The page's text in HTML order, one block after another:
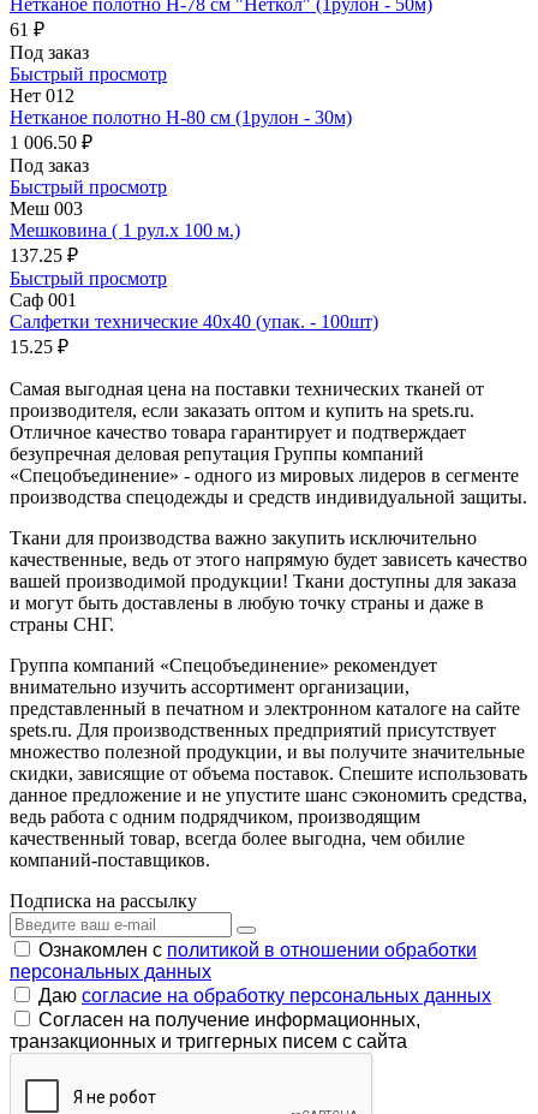
Нетканое полотно Н-78 см "Неткол" (1рулон - 50м)
61 ₽
Под заказ
Быстрый просмотр
Нет 012
Нетканое полотно Н-80 см (1рулон - 30м)
1 006.50 ₽
Под заказ
Быстрый просмотр
Меш 003
Мешковина ( 1 рул.х 100 м.)
137.25 ₽
Быстрый просмотр
Саф 001
Салфетки технические 40х40 (упак. - 100шт)
15.25 ₽
Самая выгодная цена на поставки технических тканей от
производителя, если заказать оптом и купить на spets.ru.
Отличное качество товара гарантирует и подтверждает
безупречная деловая репутация Группы компаний
«Спецобъединение» - одного из мировых лидеров в сегменте
производства спецодежды и средств индивидуальной защиты.
Ткани для производства важно закупить исключительно
качественные, ведь от этого напрямую будет зависеть качество
вашей производимой продукции! Ткани доступны для заказа
и могут быть доставлены в любую точку страны и даже в
страны СНГ.
Группа компаний «Спецобъединение» рекомендует
внимательно изучить ассортимент организации,
представленный в печатном и электронном каталоге на сайте
spets.ru. Для производственных предприятий присутствует
множество полезной продукции, и вы получите значительные
скидки, зависящие от объема поставок. Спешите использовать
данное предложение и не упустите шанс сэкономить средства,
ведь работа с одним подрядчиком, производящим
качественный товар, всегда более выгодна, чем обилие
компаний-поставщиков.
Подписка на рассылку
Ознакомлен с политикой в отношении обработки
персональных данных
Даю согласие на обработку персональных данных
Согласен на получение информационных,
транзакционных и триггерных писем с сайта